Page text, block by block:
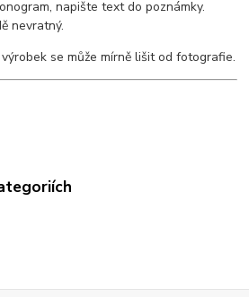
napište text do poznámky.
nevratný.
se může mírně lišit od fotografie.